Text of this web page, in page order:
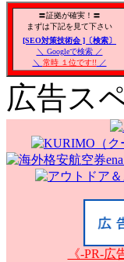
〓証拠が確実！〓
まずは下記を見て下さい
[SEO対策技術会 ]〔検索〕
＼ Googleで検索 ／
＼ 常時 １位です!!／
広告ス
《-PR-広